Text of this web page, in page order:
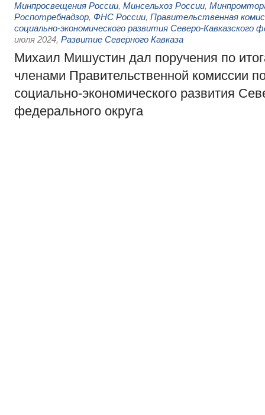
Минпросвещения России, Минсельхоз России,
Роспотребнадзор, ФНС России, Правительственная
социально-экономического развития Северо-Кавказского
июля 2024, Развитие Северного Кавказа
Михаил Мишустин дал поручения по
членами Правительственной комиссии
социально-экономического развития
федерального округа